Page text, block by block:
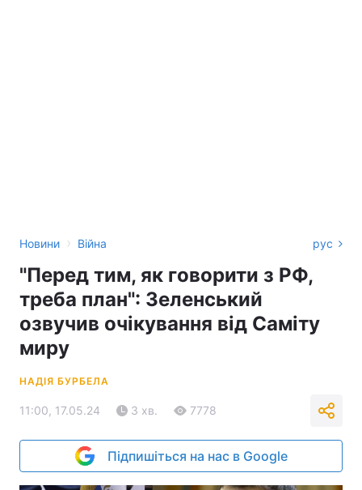
Новини › Війна рус
"Перед тим, як говорити з РФ,
треба план": Зеленський
озвучив очікування від Саміту
миру
НАДІЯ БУРБЕЛА
11:00, 17.05.24 3 хв. 7778
Підпишіться на нас в Google